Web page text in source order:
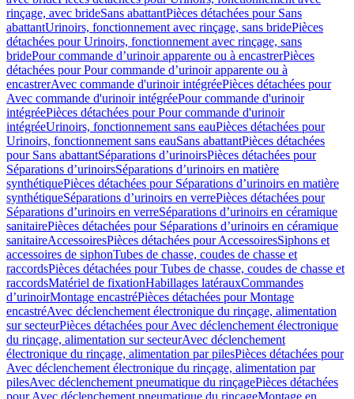
rinçage, avec brideSans abattantPièces détachées pour Sans
abattantUrinoirs, fonctionnement avec rinçage, sans bridePièces
détachées pour Urinoirs, fonctionnement avec rinçage, sans
bridePour commande d’urinoir apparente ou à encastrerPièces
détachées pour Pour commande d’urinoir apparente ou à
encastrerAvec commande d'urinoir intégréePièces détachées pour
Avec commande d'urinoir intégréePour commande d'urinoir
intégréePièces détachées pour Pour commande d'urinoir
intégréeUrinoirs, fonctionnement sans eauPièces détachées pour
Urinoirs, fonctionnement sans eauSans abattantPièces détachées
pour Sans abattantSéparations d’urinoirsPièces détachées pour
Séparations d’urinoirsSéparations d’urinoirs en matière
synthétiquePièces détachées pour Séparations d’urinoirs en matière
synthétiqueSéparations d’urinoirs en verrePièces détachées pour
Séparations d’urinoirs en verreSéparations d’urinoirs en céramique
sanitairePièces détachées pour Séparations d’urinoirs en céramique
sanitaireAccessoiresPièces détachées pour AccessoiresSiphons et
accessoires de siphonTubes de chasse, coudes de chasse et
raccordsPièces détachées pour Tubes de chasse, coudes de chasse et
raccordsMatériel de fixationHabillages latérauxCommandes
dʼurinoirMontage encastréPièces détachées pour Montage
encastréAvec déclenchement électronique du rinçage, alimentation
sur secteurPièces détachées pour Avec déclenchement électronique
du rinçage, alimentation sur secteurAvec déclenchement
électronique du rinçage, alimentation par pilesPièces détachées pour
Avec déclenchement électronique du rinçage, alimentation par
pilesAvec déclenchement pneumatique du rinçagePièces détachées
pour Avec déclenchement pneumatique du rinçageMontage en